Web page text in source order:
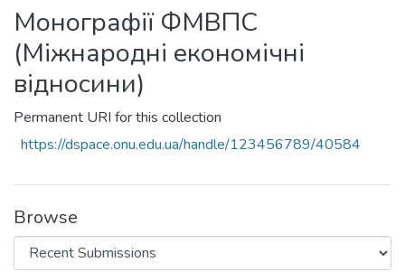
Statistics
Монографії ФМВПС
(Міжнародні економічні
відносини)
Permanent URI for this collection
https://dspace.onu.edu.ua/handle/123456789/40584
Browse